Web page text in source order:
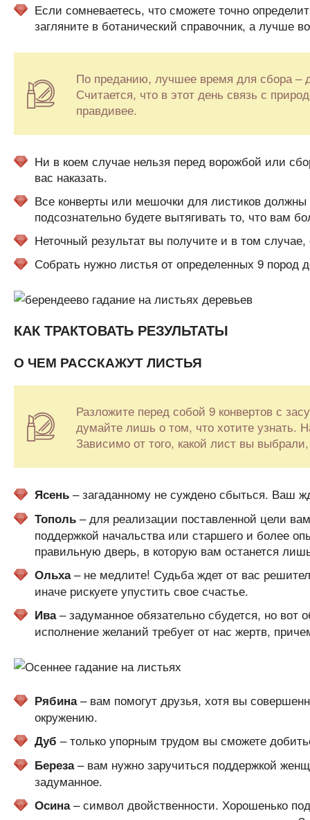
Если сомневаетесь, что сможете точно
загляните в ботанический справочник, а лучше
По преданию, лучшее время для сбора –
Считается, что в этот день связь с
правдивее.
Ни в коем случае нельзя перед ворожбой или
вас наказать.
Все конверты или мешочки для листиков
подсознательно будете вытягивать то, что вам
Неточный результат вы получите и в том
Собрать нужно листья от определенных 9 пород
КАК ТРАКТОВАТЬ РЕЗУЛЬТАТЫ
О ЧЕМ РАССКАЖУТ ЛИСТЬЯ
Разложите перед собой 9 конвертов с
думайте лишь о том, что хотите узнать.
Зависимо от того, какой лист вы
Ясень– загаданному не суждено сбыться. Ваш
Тополь– для реализации поставленной цели
поддержкой начальства или старшего и более
правильную дверь, в которую вам останется
Ольха– не медлите! Судьба ждет от вас
иначе рискуете упустить свое счастье.
Ива– задуманное обязательно сбудется, но
исполнение желаний требует от нас жертв,
Рябина– вам помогут друзья, хотя вы
окружению.
Дуб – только упорным трудом вы сможете
Береза– вам нужно заручиться поддержкой
задуманное.
Осина– символ двойственности. Хорошенько